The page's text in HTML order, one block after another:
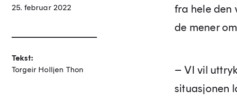
25. februar 2022
Tekst:
Torgeir Holljen Thon
fra hele den
de mener
– VI vil
situasjonen